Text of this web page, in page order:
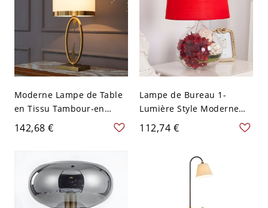
Moderne Lampe de Table
en Tissu Tambour-en
Forme à 1 Ampoule
Lampe de Chevet en
30,48 cm
142,68 €
Lampe de Bureau 1-
Lumière Style Moderne
Lampe de Table Tambour
en Tissu - 110 V-120 V
112,74 €